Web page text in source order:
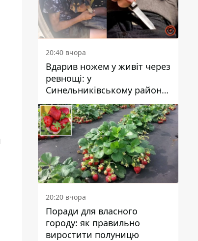
20:40 вчора
Вдарив ножем у живіт через
ревнощі: у
Синельниківському районі
затримали 49-річного
чоловіка за вбивство
20:20 вчора
Поради для власного
городу: як правильно
виростити полуницю